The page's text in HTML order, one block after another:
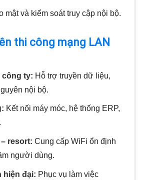
mật và kiểm soát truy cập nội bộ.
thi công mạng LAN
công ty: Hỗ trợ truyền dữ liệu,
nội bộ.
Kết nối máy móc, hệ thống ERP,
resort: Cung cấp WiFi ổn định
người dùng.
hiện đại: Phục vụ làm việc